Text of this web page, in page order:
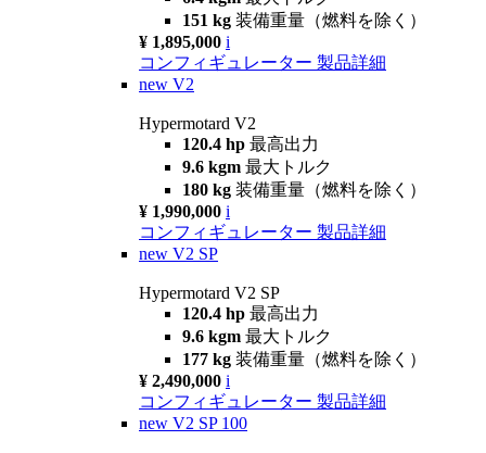
151 kg 装備重量（燃料を除く）
¥ 1,895,000 i
コンフィギュレーター 製品詳細
new V2
Hypermotard V2
120.4 hp 最高出力
9.6 kgm 最大トルク
180 kg 装備重量（燃料を除く）
¥ 1,990,000 i
コンフィギュレーター 製品詳細
new V2 SP
Hypermotard V2 SP
120.4 hp 最高出力
9.6 kgm 最大トルク
177 kg 装備重量（燃料を除く）
¥ 2,490,000 i
コンフィギュレーター 製品詳細
new V2 SP 100